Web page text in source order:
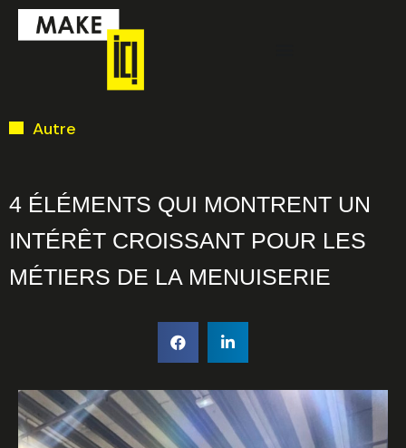
Aller
au
contenu
Autre
4 ÉLÉMENTS QUI MONTRENT UN
INTÉRÊT CROISSANT POUR LES
MÉTIERS DE LA MENUISERIE
disponibles pour
la réunion
d’information en
ligne.